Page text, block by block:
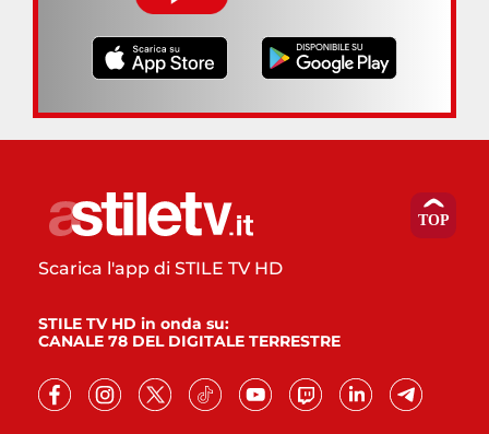
Scarica l'app di STILE TV HD
STILE TV HD in onda su:
CANALE 78 DEL DIGITALE TERRESTRE